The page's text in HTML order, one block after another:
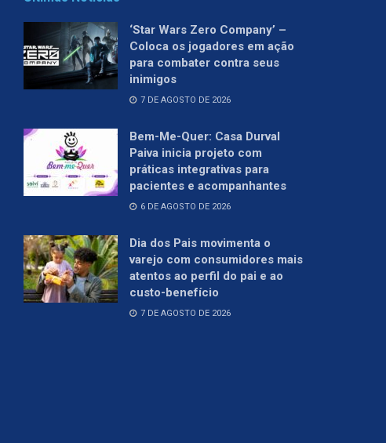
‘Star Wars Zero Company’ –
Coloca os jogadores em ação
para combater contra seus
inimigos
7 DE AGOSTO DE 2026
Bem-Me-Quer: Casa Durval
Paiva inicia projeto com
práticas integrativas para
pacientes e acompanhantes
6 DE AGOSTO DE 2026
Dia dos Pais movimenta o
varejo com consumidores mais
atentos ao perfil do pai e ao
custo-benefício
7 DE AGOSTO DE 2026